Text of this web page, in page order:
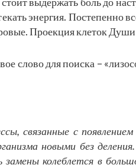
энергия. Постепенно
Проекция клеток Души
слово для поиска –
связанные с
новыми без
колеблется в